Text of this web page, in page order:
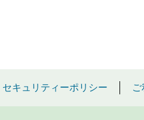
セキュリティーポリシー